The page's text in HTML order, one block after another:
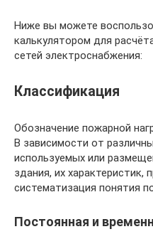
Ниже вы можете
калькулятором для
сетей электроснабжения:
Классификация
Обозначение пожарной
В зависимости от
используемых или
здания, их характеристик,
систематизация понятия
Постоянная и